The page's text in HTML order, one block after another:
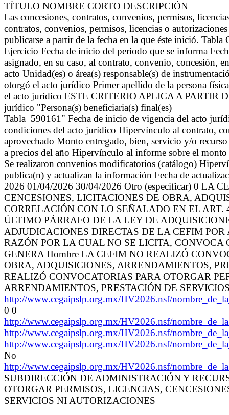
TÍTULO NOMBRE CORTO DESCRIPCIÓN
Las concesiones, contratos, convenios, permisos,
contratos, convenios, permisos, licencias o
publicarse a partir de la fecha en la que éste inició. Tabla
Ejercicio Fecha de inicio del periodo que se informa
asignado, en su caso, al contrato, convenio, concesión,
acto Unidad(es) o área(s) responsable(s) de
otorgó el acto jurídico Primer apellido de la persona
el acto jurídico ESTE CRITERIO APLICA A PARTIR
jurídico "Persona(s) beneficiaria(s) final(es)
Tabla_590161" Fecha de inicio de vigencia del acto
condiciones del acto jurídico Hipervínculo al contrato,
aprovechado Monto entregado, bien, servicio y/o
a precios del año Hipervínculo al informe sobre el
Se realizaron convenios modificatorios (catálogo)
publica(n) y actualizan la información Fecha de
2026 01/04/2026 30/04/2026 Otro (especificar) 0 LA
CENCESIONES, LICITACIONES DE OBRA,
CORRELACIÓN CON LO SEÑALADO EN EL ART.
ÚLTIMO PÁRRAFO DE LA LEY DE
ADJUDICACIONES DIRECTAS DE LA CEFIM
RAZÓN POR LA CUAL NO SE LICITA, CONVOCA
GENERA Hombre LA CEFIM NO REALIZÓ
OBRA, ADQUISICIONES, ARRENDAMIENTOS,
REALIZÓ CONVOCATORIAS PARA OTORGAR
ARRENDAMIENTOS, PRESTACIÓN DE
http://www.cegaipslp.org.mx/HV2026.nsf/
0 0
http://www.cegaipslp.org.mx/HV2026.nsf/
http://www.cegaipslp.org.mx/HV2026.nsf/
http://www.cegaipslp.org.mx/HV2026.nsf/
No
http://www.cegaipslp.org.mx/HV2026.nsf/
SUBDIRECCIÓN DE ADMINISTRACIÓN Y
OTORGAR PERMISOS, LICENCIAS,
SERVICIOS NI AUTORIZACIONES